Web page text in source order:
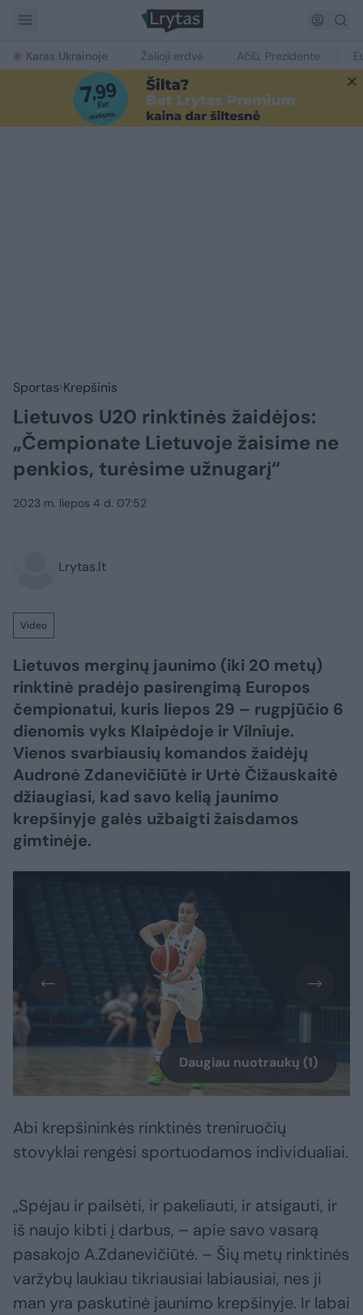
Karas Ukrainoje Žalioji erdvė Ačiū, Prezidente
Sportas Krepšinis
Lietuvos U20 rinktinės žaidėjos:
„Čempionate Lietuvoje žaisime ne
penkios, turėsime užnugarį“
2023 m. liepos 4 d. 07:52
Lrytas.lt
Video
Lietuvos merginų jaunimo (iki 20 metų)
rinktinė pradėjo pasirengimą Europos
čempionatui, kuris liepos 29 – rugpjūčio 6
dienomis vyks Klaipėdoje ir Vilniuje.
Vienos svarbiausių komandos žaidėjų
Audronė Zdanevičiūtė ir Urtė Čižauskaitė
džiaugiasi, kad savo kelią jaunimo
krepšinyje galės užbaigti žaisdamos
gimtinėje.
Daugiau nuotraukų (1)
Abi krepšininkės rinktinės treniruočių
stovyklai rengėsi sportuodamos individualiai.
„Spėjau ir pailsėti, ir pakeliauti, ir atsigauti, ir
iš naujo kibti į darbus, – apie savo vasarą
pasakojo A.Zdanevičiūtė. – Šių metų rinktinės
varžybų laukiau tikriausiai labiausiai, nes ji
man yra paskutinė jaunimo krepšinyje. Ir labai